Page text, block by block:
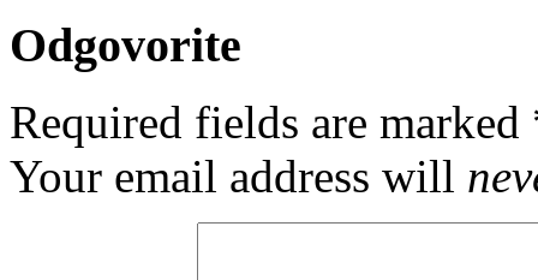
Odgovorite
Required fields are marked
Your email address will